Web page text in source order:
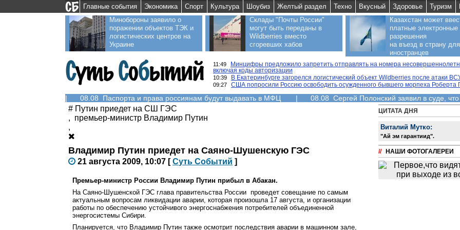
Главные события Экономика Спорт Культура Шоубиз Желтый раздел Техно Вкусный Здоровье Туризм
Минобороны заявило о
поражении объектов ТЭК и
логистических центров на
Украине
Склады "Почты России"
могут быть переданы в
Wildberries вместо
сгоревших хабов
Казахстан может
платные электронные
разрешения
на въезд в страну для
иностранцев
11:49
Минцифры предложило запретить отправлять на номера
включая коды авторизации
10:39
В Екатеринбурге загорелся логистический объект Wildberries после атаки
09:27
США попросили Россию освободить осужденного бывшего морпеха Роберта
| 08.08 Паспорта и права россиянам будут выдавать в МФЦ | 08.08 Сергей Полонский заявил в суде,
# Путин приедет на СШ ГЭС
, премьер-министр Владимир Путин
,
Владимир Путин приедет на Саяно-Шушенскую ГЭС
21 августа 2009, 10:07 [Суть Событий ]
Премьер-министр России Владимир Путин прибыл в Абакан.
На Саяно-Шушенской ГЭС глава правительства России проведет совещание по самым
актуальным вопросам ликвидации аварии, которая произошла 17 августа, и организации
работы по обеспечению устойчивого энергоснабжения потребителей объединенной
энергосистемы Сибири.
Планируется, что Владимир Путин также осмотрит последствия аварии в машинном зале,
ЦИТАТА ДНЯ
Виталий Мутко:
"Aй эм гарантиид".
// НАШИ ФОТОГАЛЕРЕИ